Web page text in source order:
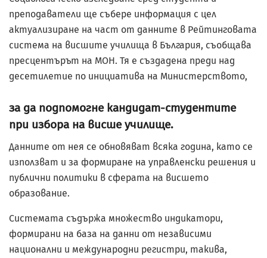
преподаватели ще събере информация с цел
актуализиране на част от данните в Рейтинговата
система на висшите училища в България, съобщава
пресцентърът на МОН. Тя е създадена преди над
десетилетие по инициатива на Министерството,
за да подпомогне кандидат-студентите
при избора на висше училище.
Данните от нея се обновяват всяка година, като се
използват и за формиране на управленски решения и
публични политики в сферата на висшето
образование.
Системата съдържа множество индикатори,
формирани на база на данни от независими
национални и международни регистри, такива,